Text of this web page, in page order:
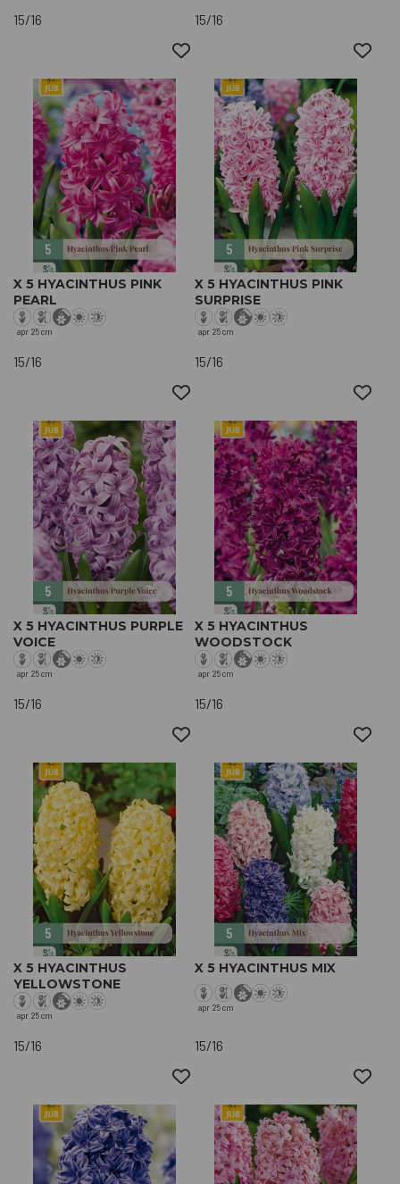
15/16 15/16
X 5 HYACINTHUS PINK
PEARL
apr 25 cm
15/16
X 5 HYACINTHUS PINK
SURPRISE
apr 25 cm
15/16
X 5 HYACINTHUS PURPLE
VOICE
apr 25 cm
15/16
X 5 HYACINTHUS
WOODSTOCK
apr 25 cm
15/16
X 5 HYACINTHUS
YELLOWSTONE
apr 25 cm
15/16
X 5 HYACINTHUS MIX
apr 25 cm
15/16